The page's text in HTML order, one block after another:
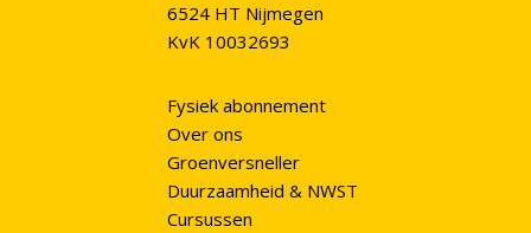
6524 HT Nijmegen
KvK 10032693
Fysiek abonnement
Over ons
Groenversneller
Duurzaamheid & NWST
Cursussen